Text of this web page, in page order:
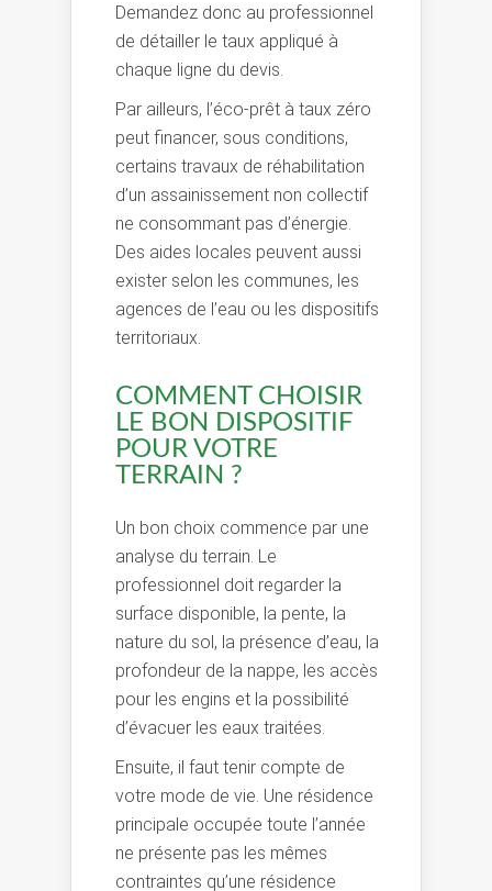
Demandez donc au professionnel
de détailler le taux appliqué à
chaque ligne du devis.
Par ailleurs, l’éco-prêt à taux zéro
peut financer, sous conditions,
certains travaux de réhabilitation
d’un assainissement non collectif
ne consommant pas d’énergie.
Des aides locales peuvent aussi
exister selon les communes, les
agences de l’eau ou les dispositifs
territoriaux.
COMMENT CHOISIR
LE BON DISPOSITIF
POUR VOTRE
TERRAIN ?
Un bon choix commence par une
analyse du terrain. Le
professionnel doit regarder la
surface disponible, la pente, la
nature du sol, la présence d’eau, la
profondeur de la nappe, les accès
pour les engins et la possibilité
d’évacuer les eaux traitées.
Ensuite, il faut tenir compte de
votre mode de vie. Une résidence
principale occupée toute l’année
ne présente pas les mêmes
contraintes qu’une résidence